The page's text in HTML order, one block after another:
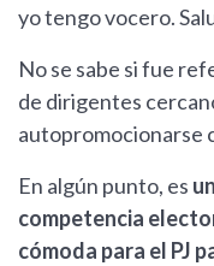
yo tengo vocero.
No se sabe si fue
de dirigentes
autopromocionarse
En algún punto, es
competencia
cómoda para el PJ